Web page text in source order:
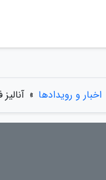
اخبار و رویدادها »